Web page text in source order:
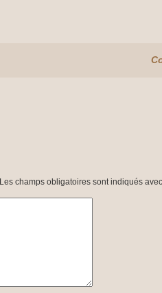
Les champs obligatoires sont indiqués avec